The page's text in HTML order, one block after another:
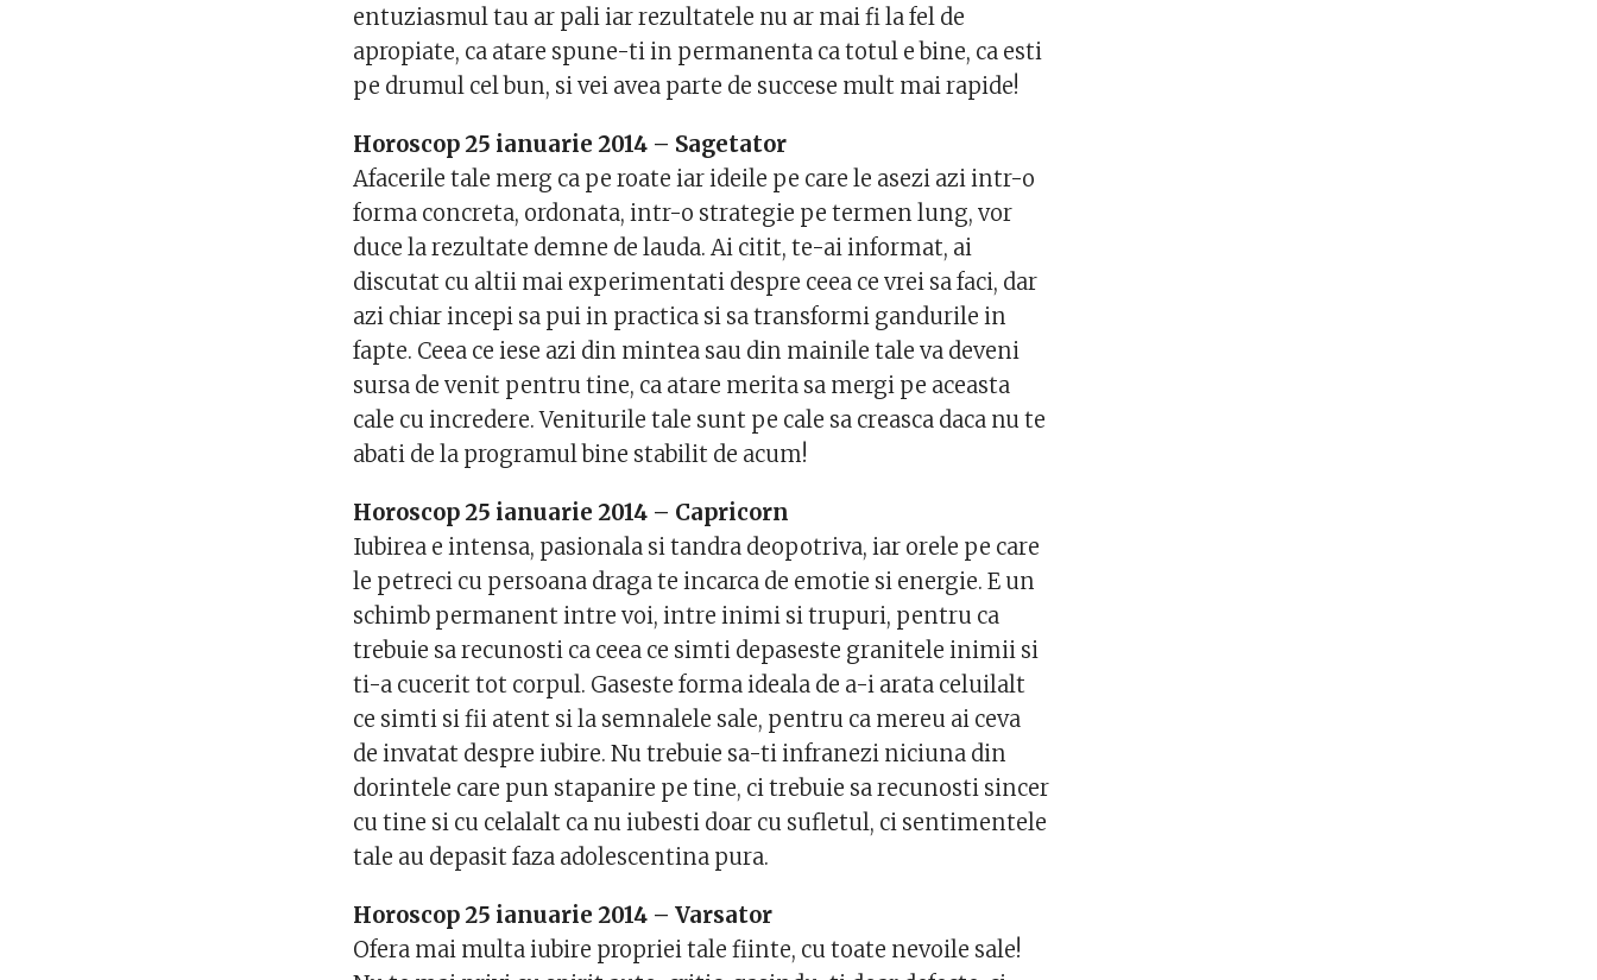
entuziasmul tau ar pali iar rezultatele nu ar mai fi la fel de
apropiate, ca atare spune-ti in permanenta ca totul e bine, ca esti
pe drumul cel bun, si vei avea parte de succese mult mai rapide!
Horoscop 25 ianuarie 2014 – Sagetator
Afacerile tale merg ca pe roate iar ideile pe care le asezi azi intr-o
forma concreta, ordonata, intr-o strategie pe termen lung, vor
duce la rezultate demne de lauda. Ai citit, te-ai informat, ai
discutat cu altii mai experimentati despre ceea ce vrei sa faci, dar
azi chiar incepi sa pui in practica si sa transformi gandurile in
fapte. Ceea ce iese azi din mintea sau din mainile tale va deveni
sursa de venit pentru tine, ca atare merita sa mergi pe aceasta
cale cu incredere. Veniturile tale sunt pe cale sa creasca daca nu te
abati de la programul bine stabilit de acum!
Horoscop 25 ianuarie 2014 – Capricorn
Iubirea e intensa, pasionala si tandra deopotriva, iar orele pe care
le petreci cu persoana draga te incarca de emotie si energie. E un
schimb permanent intre voi, intre inimi si trupuri, pentru ca
trebuie sa recunosti ca ceea ce simti depaseste granitele inimii si
ti-a cucerit tot corpul. Gaseste forma ideala de a-i arata celuilalt
ce simti si fii atent si la semnalele sale, pentru ca mereu ai ceva
de invatat despre iubire. Nu trebuie sa-ti infranezi niciuna din
dorintele care pun stapanire pe tine, ci trebuie sa recunosti sincer
cu tine si cu celalalt ca nu iubesti doar cu sufletul, ci sentimentele
tale au depasit faza adolescentina pura.
Horoscop 25 ianuarie 2014 – Varsator
Ofera mai multa iubire propriei tale fiinte, cu toate nevoile sale!